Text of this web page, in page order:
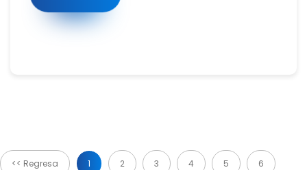
<< Regresa 1 2 3 4 5 6